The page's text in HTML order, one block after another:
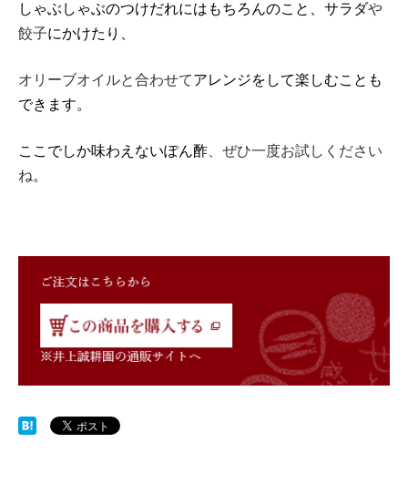
しゃぶしゃぶのつけだれにはもちろんのこと、サラダや
餃子にかけたり、
オリーブオイルと合わせてアレンジをして楽しむことも
できます。
ここでしか味わえないぽん酢 、ぜひ一度お試しください
ね。